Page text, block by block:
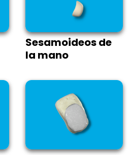
Sesamoideos de
la mano